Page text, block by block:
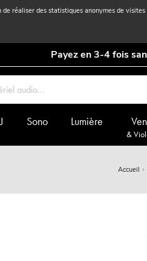
réaliser des statistiques anonymes de visites
Payez en 3-4 fois
Sono Lumière
&
Accueil